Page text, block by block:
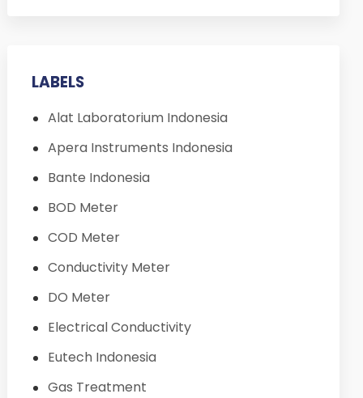
LABELS
Alat Laboratorium Indonesia
Apera Instruments Indonesia
Bante Indonesia
BOD Meter
COD Meter
Conductivity Meter
DO Meter
Electrical Conductivity
Eutech Indonesia
Gas Treatment